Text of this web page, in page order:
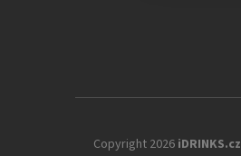
Copyright 2026 iDRINKS.cz